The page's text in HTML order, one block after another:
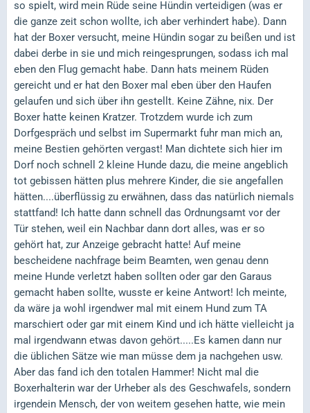
so spielt, wird mein Rüde seine Hündin verteidigen (was er
die ganze zeit schon wollte, ich aber verhindert habe). Dann
hat der Boxer versucht, meine Hündin sogar zu beißen und ist
dabei derbe in sie und mich reingesprungen, sodass ich mal
eben den Flug gemacht habe. Dann hats meinem Rüden
gereicht und er hat den Boxer mal eben über den Haufen
gelaufen und sich über ihn gestellt. Keine Zähne, nix. Der
Boxer hatte keinen Kratzer. Trotzdem wurde ich zum
Dorfgespräch und selbst im Supermarkt fuhr man mich an,
meine Bestien gehörten vergast! Man dichtete sich hier im
Dorf noch schnell 2 kleine Hunde dazu, die meine angeblich
tot gebissen hätten plus mehrere Kinder, die sie angefallen
hätten....überflüssig zu erwähnen, dass das natürlich niemals
stattfand! Ich hatte dann schnell das Ordnungsamt vor der
Tür stehen, weil ein Nachbar dann dort alles, was er so
gehört hat, zur Anzeige gebracht hatte! Auf meine
bescheidene nachfrage beim Beamten, wen genau denn
meine Hunde verletzt haben sollten oder gar den Garaus
gemacht haben sollte, wusste er keine Antwort! Ich meinte,
da wäre ja wohl irgendwer mal mit einem Hund zum TA
marschiert oder gar mit einem Kind und ich hätte vielleicht ja
mal irgendwann etwas davon gehört.....Es kamen dann nur
die üblichen Sätze wie man müsse dem ja nachgehen usw.
Aber das fand ich den totalen Hammer! Nicht mal die
Boxerhalterin war der Urheber als des Geschwafels, sondern
irgendein Mensch, der von weitem gesehen hatte, wie mein